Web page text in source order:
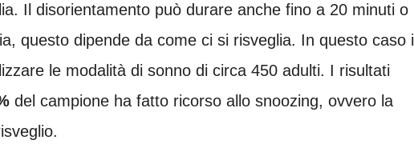
Il disorientamento può durare anche fino a 20 minuti o
questo dipende da come ci si risveglia. In questo caso i
le modalità di sonno di circa 450 adulti. I risultati
del campione ha fatto ricorso allo snoozing, ovvero la